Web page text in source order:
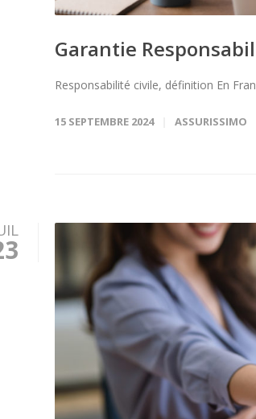
Garantie
Responsabilité civile, définition En
15 SEPTEMBRE 2024 ASSURISSIMO